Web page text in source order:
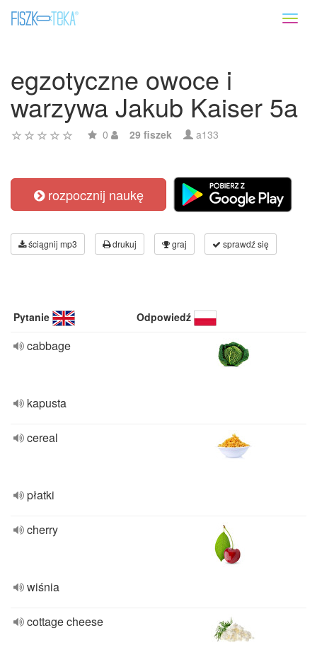
egzotyczne owoce i
warzywa Jakub Kaiser 5a
0 29 fiszek a133
rozpocznij naukę
ściągnij mp3 drukuj graj sprawdź się
Pytanie Odpowiedź
cabbage
kapusta
cereal
płatki
cherry
wiśnia
cottage cheese